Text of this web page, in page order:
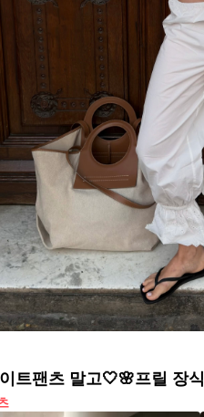
트팬츠 말고🤍🌸프릴 장식